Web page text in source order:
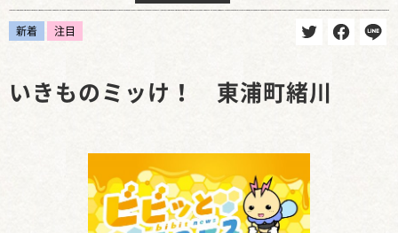
新着 注目
いきものミッけ！ 東浦町緒川